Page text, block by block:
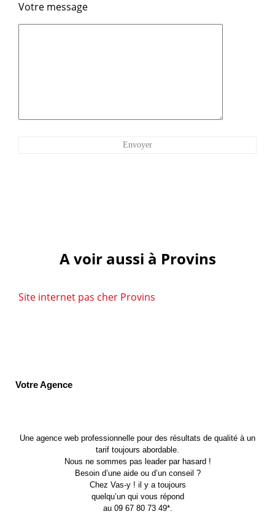
Votre message
A voir aussi à Provins
Site internet pas cher Provins
Votre Agence
Une agence web professionnelle pour des résultats de qualité à un
tarif toujours abordable.
Nous ne sommes pas leader par hasard !
Besoin d’une aide ou d’un conseil ?
Chez Vas-y ! il y a toujours
quelqu’un qui vous répond
au 09 67 80 73 49*.